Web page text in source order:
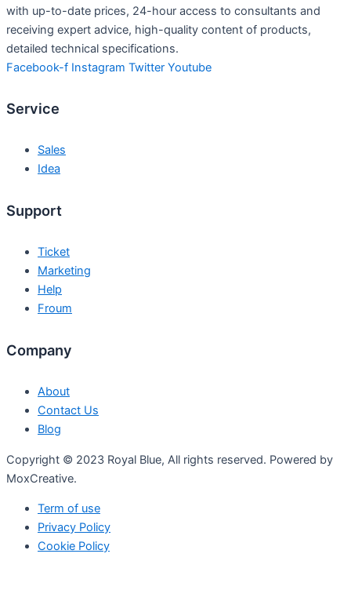
with up-to-date prices, 24-hour access to consultants and
receiving expert advice, high-quality content of products,
detailed technical specifications.
Facebook-f Instagram Twitter Youtube
Service
Sales
Idea
Support
Ticket
Marketing
Help
Froum
Company
About
Contact Us
Blog
Copyright © 2023 Royal Blue, All rights reserved. Powered by
MoxCreative.
Term of use
Privacy Policy
Cookie Policy